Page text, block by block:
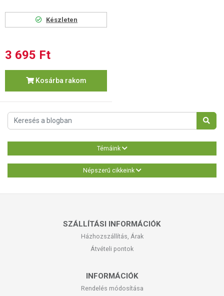
Készleten
3 695 Ft
Kosárba rakom
Témáink
Népszerű cikkeink
SZÁLLÍTÁSI INFORMÁCIÓK
Házhozszállítás, Árak
Átvételi pontok
INFORMÁCIÓK
Rendelés módosítása